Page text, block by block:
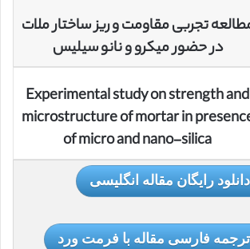
تجربی مقاومت و ریز ساختار ملات
در حضور میکرو و نانو سیلیس
Experimental study on strength and
microstructure of mortar in
of micro and nano-silica
دانلود رایگان مقاله انگلیسی
فارسی مقاله با فرمت ورد